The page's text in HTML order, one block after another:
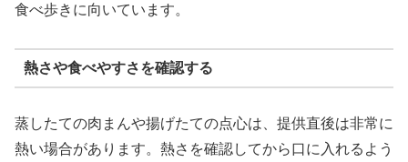
食べ歩きに向いています。
熱さや食べやすさを確認する
蒸したての肉まんや揚げたての点心は、提供直後は非常に
熱い場合があります。熱さを確認してから口に入れるよう